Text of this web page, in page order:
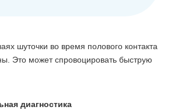
шуточки во время полового контакта
Это может спровоцировать быструю
диагностика